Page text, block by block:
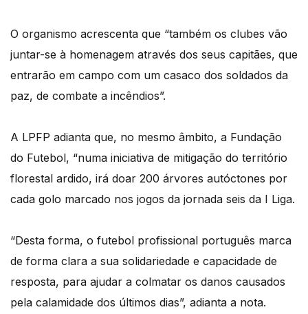
O organismo acrescenta que “também os clubes vão
juntar-se à homenagem através dos seus capitães, que
entrarão em campo com um casaco dos soldados da
paz, de combate a incêndios”.
A LPFP adianta que, no mesmo âmbito, a Fundação
do Futebol, “numa iniciativa de mitigação do território
florestal ardido, irá doar 200 árvores autóctones por
cada golo marcado nos jogos da jornada seis da I Liga.
“Desta forma, o futebol profissional português marca
de forma clara a sua solidariedade e capacidade de
resposta, para ajudar a colmatar os danos causados
pela calamidade dos últimos dias”, adianta a nota.